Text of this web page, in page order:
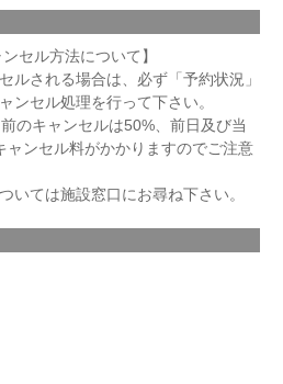
セル方法について】
ルされる場合は、必ず「予約状況」
ンセル処理を行って下さい。
のキャンセルは50%、前日及び当
ャンセル料がかかりますのでご注意
いては施設窓口にお尋ね下さい。